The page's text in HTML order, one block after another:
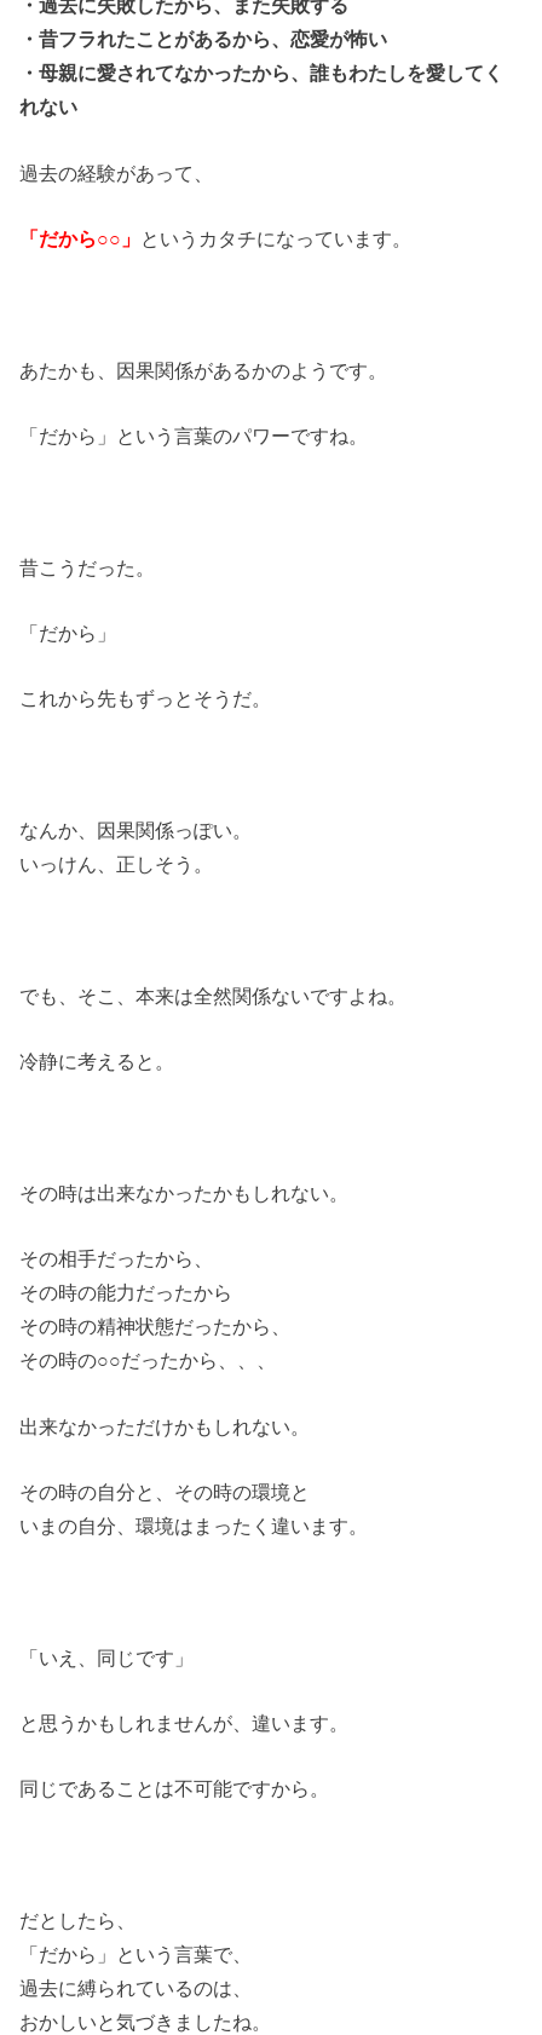
・過去に失敗したから、また失敗する
・昔フラれたことがあるから、恋愛が怖い
・母親に愛されてなかったから、誰もわたしを愛してく
れない
過去の経験があって、
「だから○○」 というカタチになっています。
あたかも、因果関係があるかのようです。
「だから」という言葉のパワーですね。
昔こうだった。
「だから」
これから先もずっとそうだ。
なんか、因果関係っぽい。
いっけん、正しそう。
でも、そこ、本来は全然関係ないですよね。
冷静に考えると。
その時は出来なかったかもしれない。
その相手だったから、
その時の能力だったから
その時の精神状態だったから、
その時の○○だったから、、、
出来なかっただけかもしれない。
その時の自分と、その時の環境と
いまの自分、環境はまったく違います。
「いえ、同じです」
と思うかもしれませんが、違います。
同じであることは不可能ですから。
だとしたら、
「だから」という言葉で、
過去に縛られているのは、
おかしいと気づきましたね。